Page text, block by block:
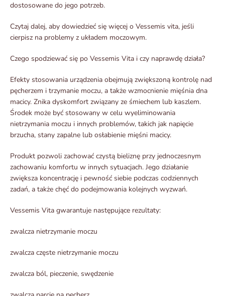
dostosowane do jego potrzeb.
Czytaj dalej, aby dowiedzieć się więcej o Vessemis vita, jeśli
cierpisz na problemy z układem moczowym.
Czego spodziewać się po Vessemis Vita i czy naprawdę działa?
Efekty stosowania urządzenia obejmują zwiększoną kontrolę nad
pęcherzem i trzymanie moczu, a także wzmocnienie mięśnia dna
macicy. Znika dyskomfort związany ze śmiechem lub kaszlem.
Środek może być stosowany w celu wyeliminowania
nietrzymania moczu i innych problemów, takich jak napięcie
brzucha, stany zapalne lub osłabienie mięśni macicy.
Produkt pozwoli zachować czystą bieliznę przy jednoczesnym
zachowaniu komfortu w innych sytuacjach. Jego działanie
zwiększa koncentrację i pewność siebie podczas codziennych
zadań, a także chęć do podejmowania kolejnych wyzwań.
Vessemis Vita gwarantuje następujące rezultaty:
zwalcza nietrzymanie moczu
zwalcza częste nietrzymanie moczu
zwalcza ból, pieczenie, swędzenie